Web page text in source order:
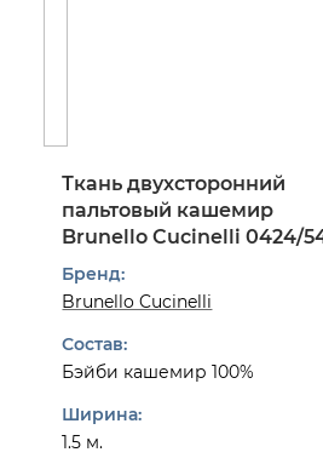
Ткань двухсторонний
пальтовый кашемир
Brunello Cucinelli 0424/
Бренд:
Brunello Cucinelli
Состав:
Бэйби кашемир 100%
Ширина:
1.5 м.